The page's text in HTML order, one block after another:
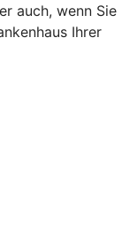
auch, wenn Sie
Ihrer